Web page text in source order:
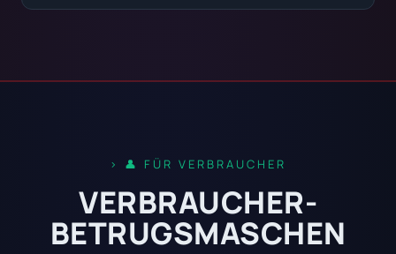
👤 FÜR VERBRAUCHER
VERBRAUCHER-
BETRUGSMASCHEN